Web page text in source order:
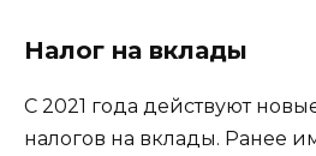
Налог на вклады
С 2021 года действуют
налогов на вклады. Ранее